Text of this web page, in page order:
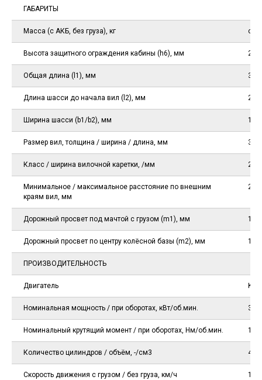
ГАБАРИТЫ
Масса (с АКБ, без груза), кг от
Высота защитного ограждения кабины (h6), мм
Общая длина (l1), мм
Длина шасси до начала вил (l2), мм
Ширина шасси (b1/b2), мм
Размер вил, толщина / ширина / длина, мм 35
Класс / ширина вилочной каретки, /мм 2А /
Минимальное / максимальное расстояние по внешним
краям вил, мм
200
Дорожный просвет под мачтой с грузом (m1), мм 115
Дорожный просвет по центру колёсной базы (m2), мм 105
ПРОИЗВОДИТЕЛЬНОСТЬ
Двигатель K21
Номинальная мощность / при оборотах, кВт/об.мин.
Номинальный крутящий момент / при оборотах, Нм/об.мин. 144
Количество цилиндров / объём, -/см3 4 /
Скорость движения с грузом / без груза, км/ч 17 /